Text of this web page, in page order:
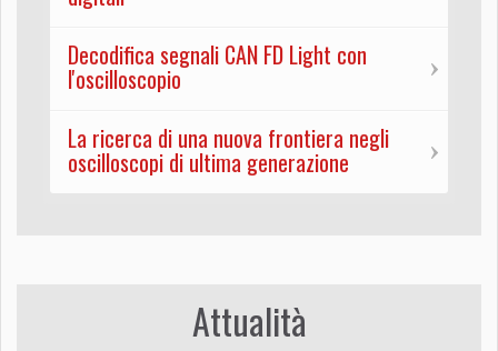
Decodifica segnali CAN FD Light con
l'oscilloscopio
La ricerca di una nuova frontiera negli
oscilloscopi di ultima generazione
Attualità